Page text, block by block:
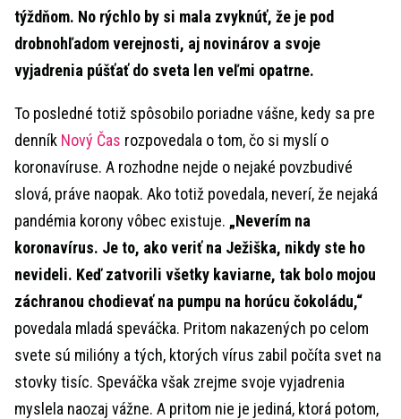
týždňom. No rýchlo by si mala zvyknúť, že je pod
drobnohľadom verejnosti, aj novinárov a svoje
vyjadrenia púšťať do sveta len veľmi opatrne.
To posledné totiž spôsobilo poriadne vášne, kedy sa pre
denník Nový Čas rozpovedala o tom, čo si myslí o
koronavíruse. A rozhodne nejde o nejaké povzbudivé
slová, práve naopak. Ako totiž povedala, neverí, že nejaká
pandémia korony vôbec existuje. „Neverím na
koronavírus. Je to, ako veriť na Ježiška, nikdy ste ho
nevideli. Keď zatvorili všetky kaviarne, tak bolo mojou
záchranou chodievať na pumpu na horúcu čokoládu,“
povedala mladá speváčka. Pritom nakazených po celom
svete sú milióny a tých, ktorých vírus zabil počíta svet na
stovky tisíc. Speváčka však zrejme svoje vyjadrenia
myslela naozaj vážne. A pritom nie je jediná, ktorá potom,